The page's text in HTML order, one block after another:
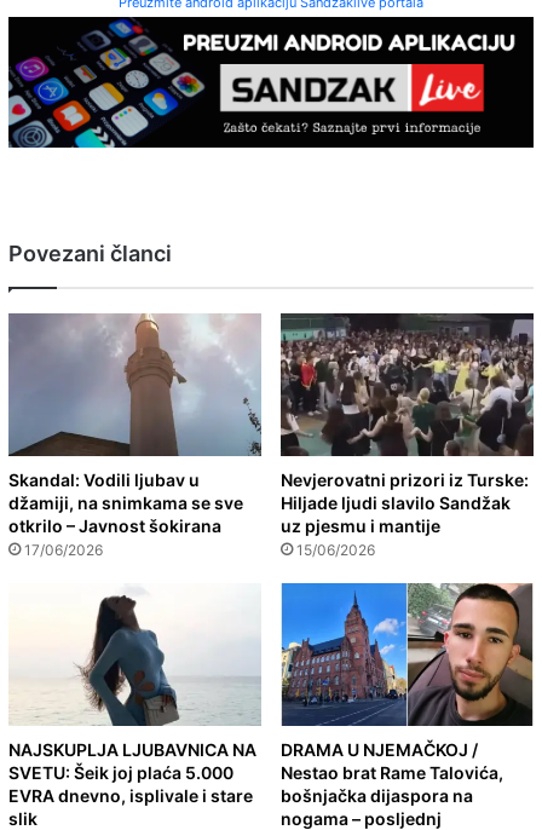
Povezani članci
Skandal: Vodili ljubav u
džamiji, na snimkama se sve
otkrilo – Javnost šokirana
17/06/2026
Nevjerovatni prizori iz Turske:
Hiljade ljudi slavilo Sandžak
uz pjesmu i mantije
15/06/2026
NAJSKUPLJA LJUBAVNICA NA
SVETU: Šeik joj plaća 5.000
EVRA dnevno, isplivale i stare
slik
DRAMA U NJEMAČKOJ /
Nestao brat Rame Talovića,
bošnjačka dijaspora na
nogama – posljednj